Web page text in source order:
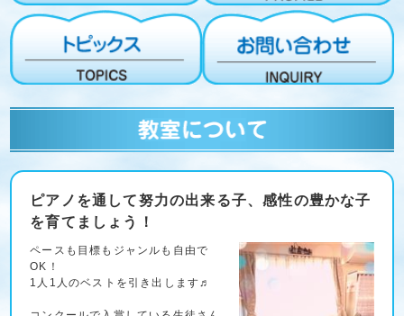
ピアノを通して努力の出来る子、感性の豊かな子
を育てましょう！
ペースも目標もジャンルも自由で
OK！
1人1人のベストを引き出します♬